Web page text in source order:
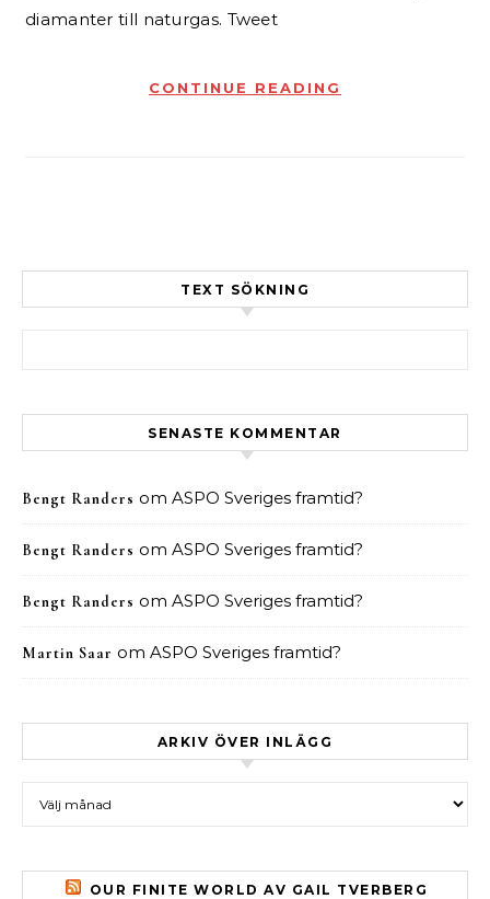
diamanter till naturgas. Tweet
CONTINUE READING
TEXT SÖKNING
SENASTE KOMMENTAR
Bengt Randers om ASPO Sveriges framtid?
Bengt Randers om ASPO Sveriges framtid?
Bengt Randers om ASPO Sveriges framtid?
Martin Saar om ASPO Sveriges framtid?
ARKIV ÖVER INLÄGG
OUR FINITE WORLD AV GAIL TVERBERG